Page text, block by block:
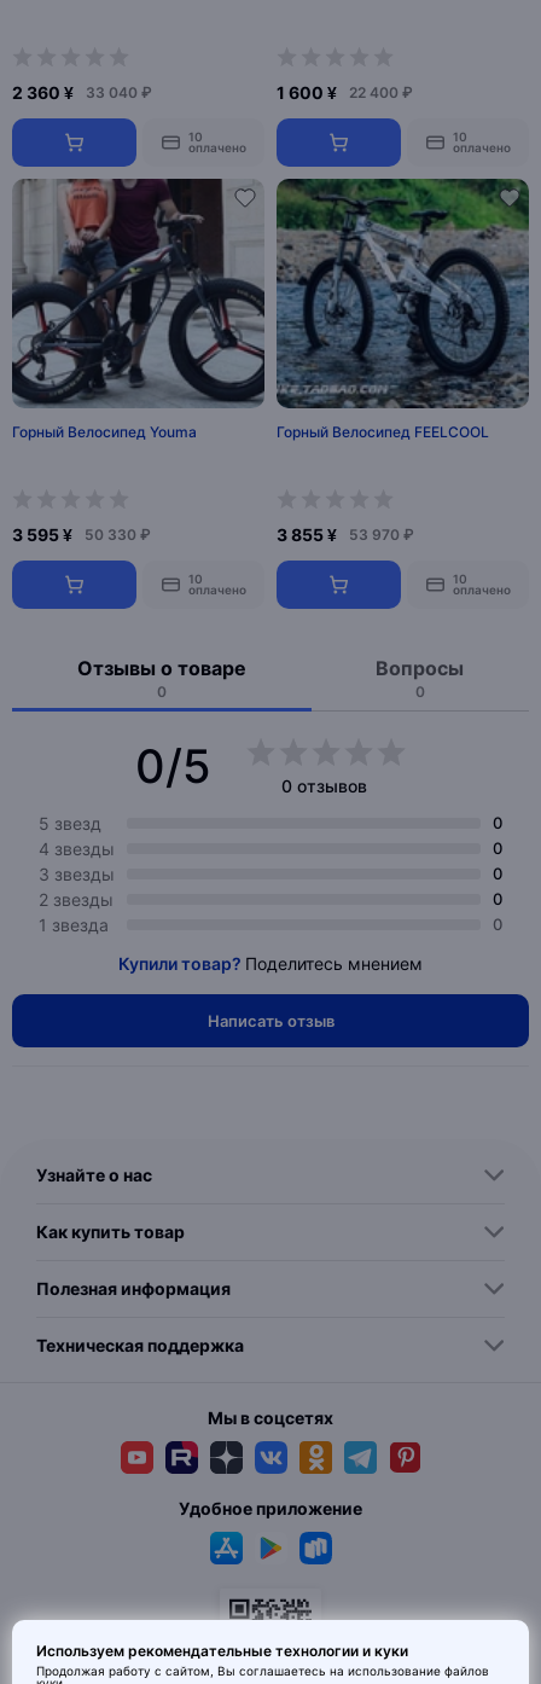
2 360 ¥ 33 040 ₽
10
оплачено
1 600 ¥ 22 400 ₽
10
оплачено
Горный Велосипед Youma
3 595 ¥ 50 330 ₽
10
оплачено
Горный Велосипед FEELCOOL
3 855 ¥ 53 970 ₽
10
оплачено
Отзывы о товаре
0
Вопросы
0
0/5
0 отзывов
5 звезд
0
4 звезды 0
3 звезды 0
2 звезды 0
1 звезда 0
Купили товар? Поделитесь мнением
Написать отзыв
Узнайте о нас
Как купить товар
Полезная информация
Техническая поддержка
Мы в соцсетях
Удобное приложение
Используем рекомендательные технологии и куки
Продолжая работу с сайтом, Вы соглашаетесь на использование файлов